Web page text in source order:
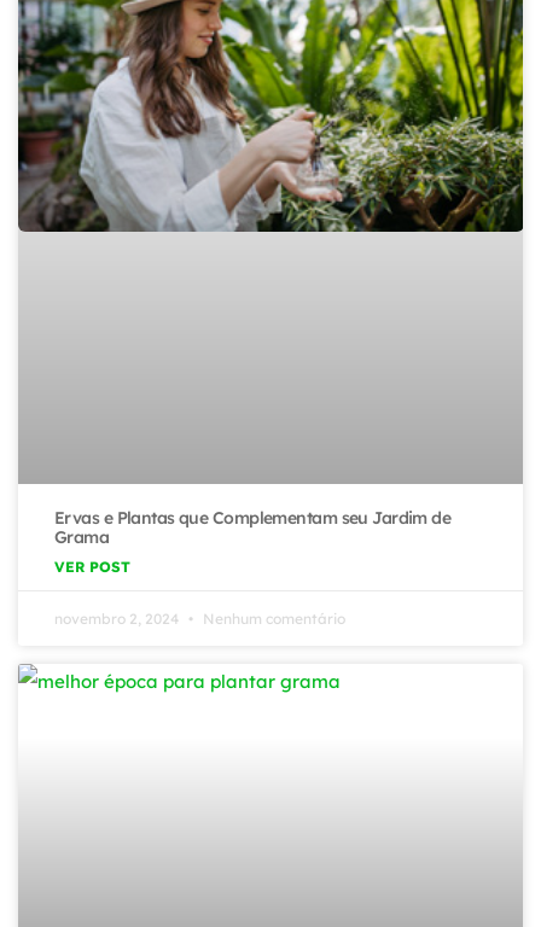
Ervas e Plantas que Complementam seu Jardim de
Grama
VER POST
novembro 2, 2024 Nenhum comentário